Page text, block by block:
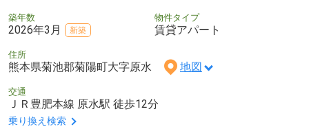
築年数
2026年3月 新築
物件タイプ
賃貸アパート
住所
熊本県菊池郡菊陽町大字原水 地図
交通
ＪＲ豊肥本線 原水駅 徒歩12分
乗り換え検索